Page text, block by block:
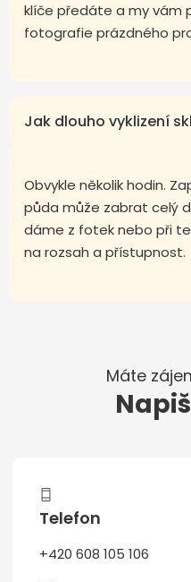
klíče předáte a my vám
fotografie prázdného
Jak dlouho vyklizení
Obvykle několik hodin.
půda může zabrat celý
dáme z fotek nebo při
na rozsah a přístupnost.
Máte
Telefon
+420 608 105 106